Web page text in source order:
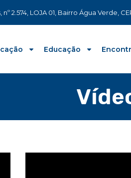
2.574, LOJA 01, Bairro Água Verde,
Educação